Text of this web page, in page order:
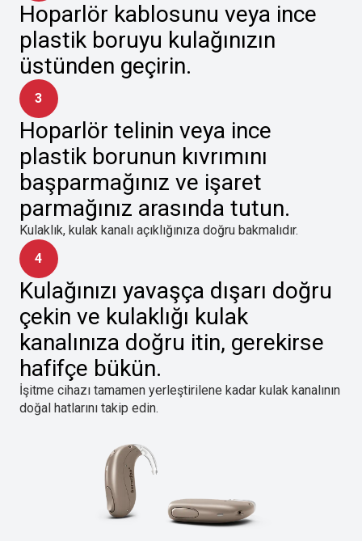
Hoparlör kablosunu veya ince
plastik boruyu kulağınızın
üstünden geçirin.
3
Hoparlör telinin veya ince
plastik borunun kıvrımını
başparmağınız ve işaret
parmağınız arasında tutun.
Kulaklık, kulak kanalı açıklığınıza doğru bakmalıdır.
4
Kulağınızı yavaşça dışarı doğru
çekin ve kulaklığı kulak
kanalınıza doğru itin, gerekirse
hafifçe bükün.
İşitme cihazı tamamen yerleştirilene kadar kulak kanalının
doğal hatlarını takip edin.